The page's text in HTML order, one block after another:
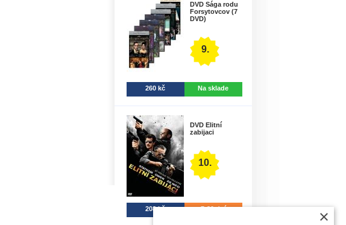
DVD Sága rodu
Forsytovcov (7
DVD)
9.
260 kč Na sklade
DVD Elitní
zabijaci
10.
208 kč 7-30 dní ×